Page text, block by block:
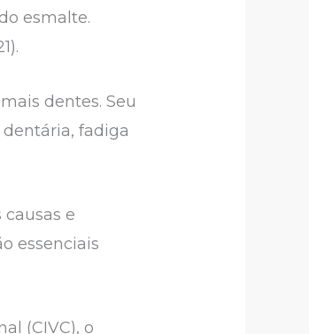
esmalte.
dentes. Seu
fadiga
e
essenciais
(CIVC), o